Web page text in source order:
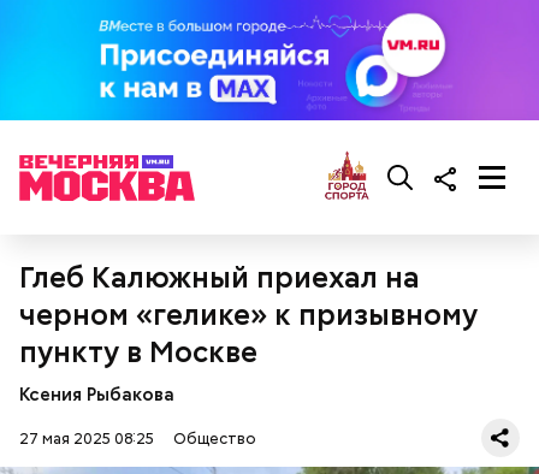
Глеб Калюжный приехал на
черном «гелике» к призывному
пункту в Москве
Ксения Рыбакова
27 мая 2025 08:25 Общество
беременным, кормящим женщинам;
людям с ослабленной иммунной системой;